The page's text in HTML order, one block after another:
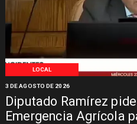
LOCAL
Diputado Ramírez
Emergencia Agrícola
3 DE AGOSTO DE 2026